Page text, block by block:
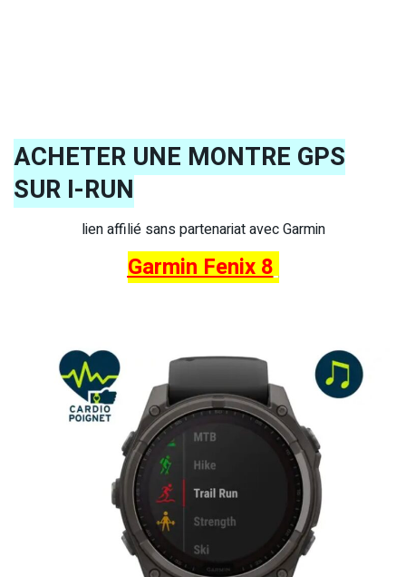
ACHETER UNE MONTRE GPS
SUR I-RUN
lien affilié sans partenariat avec Garmin
Garmin Fenix 8